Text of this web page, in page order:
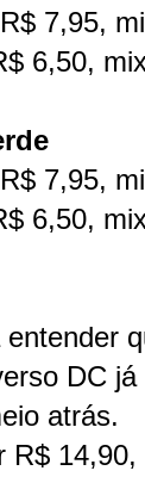
7,95,
6,50,
7,95,
6,50,
DC
atrás.
R$